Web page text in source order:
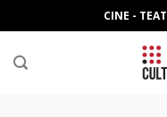
to
content
CINE -